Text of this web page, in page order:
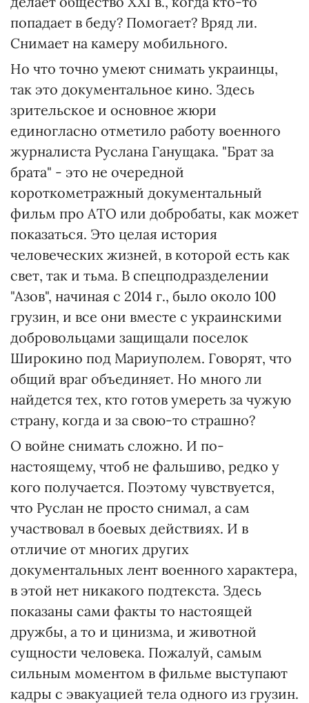
попадает в беду? Помогает? Вряд ли.
Снимает на камеру мобильного.
Но что точно умеют снимать украинцы,
так это документальное кино. Здесь
зрительское и основное жюри
единогласно отметило работу военного
журналиста Руслана Ганущака. "Брат за
брата" - это не очередной
короткометражный документальный
фильм про АТО или добробаты, как может
показаться. Это целая история
человеческих жизней, в которой есть как
свет, так и тьма. В спецподразделении
"Азов", начиная с 2014 г., было около 100
грузин, и все они вместе с украинскими
добровольцами защищали поселок
Широкино под Мариуполем. Говорят, что
общий враг объединяет. Но много ли
найдется тех, кто готов умереть за чужую
страну, когда и за свою-то страшно?
О войне снимать сложно. И по-
настоящему, чтоб не фальшиво, редко у
кого получается. Поэтому чувствуется,
что Руслан не просто снимал, а сам
участвовал в боевых действиях. И в
отличие от многих других
документальных лент военного характера,
в этой нет никакого подтекста. Здесь
показаны сами факты то настоящей
дружбы, а то и цинизма, и животной
сущности человека. Пожалуй, самым
сильным моментом в фильме выступают
кадры с эвакуацией тела одного из грузин.